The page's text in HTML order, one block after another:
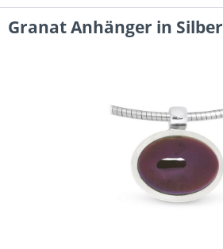
Granat Anhänger in Silber